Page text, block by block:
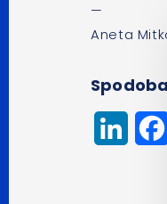
—
Aneta